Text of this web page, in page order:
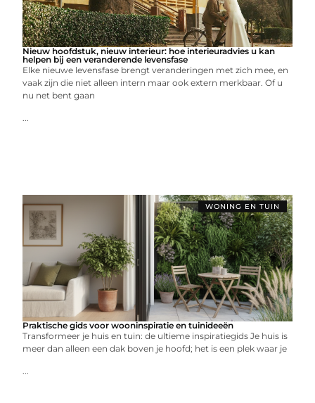
Nieuw hoofdstuk, nieuw interieur: hoe interieuradvies u kan
helpen bij een veranderende levensfase
Elke nieuwe levensfase brengt veranderingen met zich mee, en
vaak zijn die niet alleen intern maar ook extern merkbaar. Of u
nu net bent gaan
...
WONING EN TUIN
Praktische gids voor wooninspiratie en tuinideeën
Transformeer je huis en tuin: de ultieme inspiratiegids Je huis is
meer dan alleen een dak boven je hoofd; het is een plek waar je
...